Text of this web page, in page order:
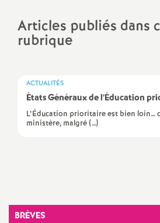
Articles publiés dans
rubrique
ACTUALITÉS
États Généraux de l’Éducation
L’Éducation prioritaire est bien loin…
ministère, malgré (…)
BRÈVES